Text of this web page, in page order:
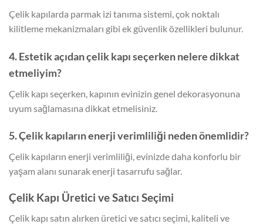
Çelik kapılarda parmak izi tanıma sistemi, çok noktalı
kilitleme mekanizmaları gibi ek güvenlik özellikleri bulunur.
4. Estetik açıdan çelik kapı seçerken nelere dikkat
etmeliyim?
Çelik kapı seçerken, kapının evinizin genel dekorasyonuna
uyum sağlamasına dikkat etmelisiniz.
5. Çelik kapıların enerji verimliliği neden önemlidir?
Çelik kapıların enerji verimliliği, evinizde daha konforlu bir
yaşam alanı sunarak enerji tasarrufu sağlar.
Çelik Kapı Üretici ve Satıcı Seçimi
Çelik kapı satın alırken üretici ve satıcı seçimi, kaliteli ve